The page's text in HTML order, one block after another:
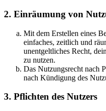
2. Einräumung von
Mit dem Erstellen eines
einfaches, zeitlich und
unentgeltliches Recht,
zu nutzen.
Das Nutzungsrecht nach
nach Kündigung des
3. Pflichten des Nutzers